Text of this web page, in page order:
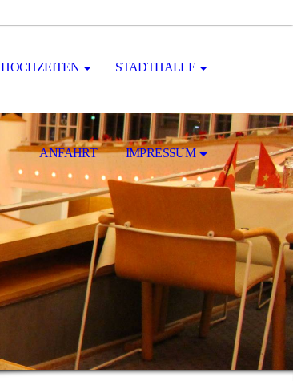
HOCHZEITEN STADTHALLE
ANFAHRT IMPRESSUM